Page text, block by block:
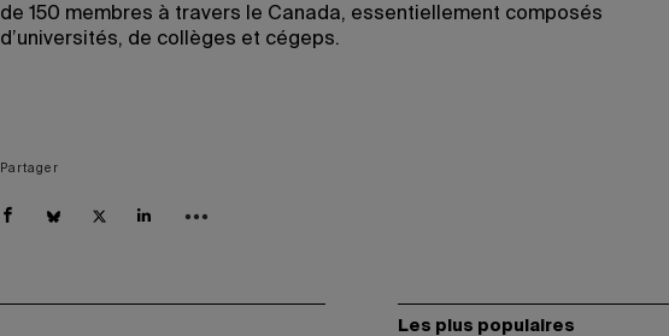
de 150 membres à travers le Canada, essentiellement composés
d’universités, de collèges et cégeps.
Partager
Les plus populaires